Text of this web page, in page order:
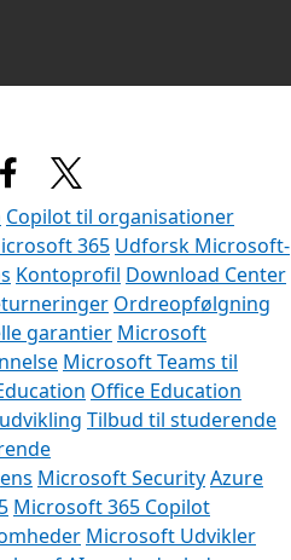
Copilot til organisationer
365 Udforsk Microsoft-
Kontoprofil Download Center
Ordreopfølgning
garantier Microsoft
Microsoft Teams til
Office Education
Tilbud til studerende
Microsoft SecurityAzure
Microsoft 365 Copilot
Microsoft Udvikler